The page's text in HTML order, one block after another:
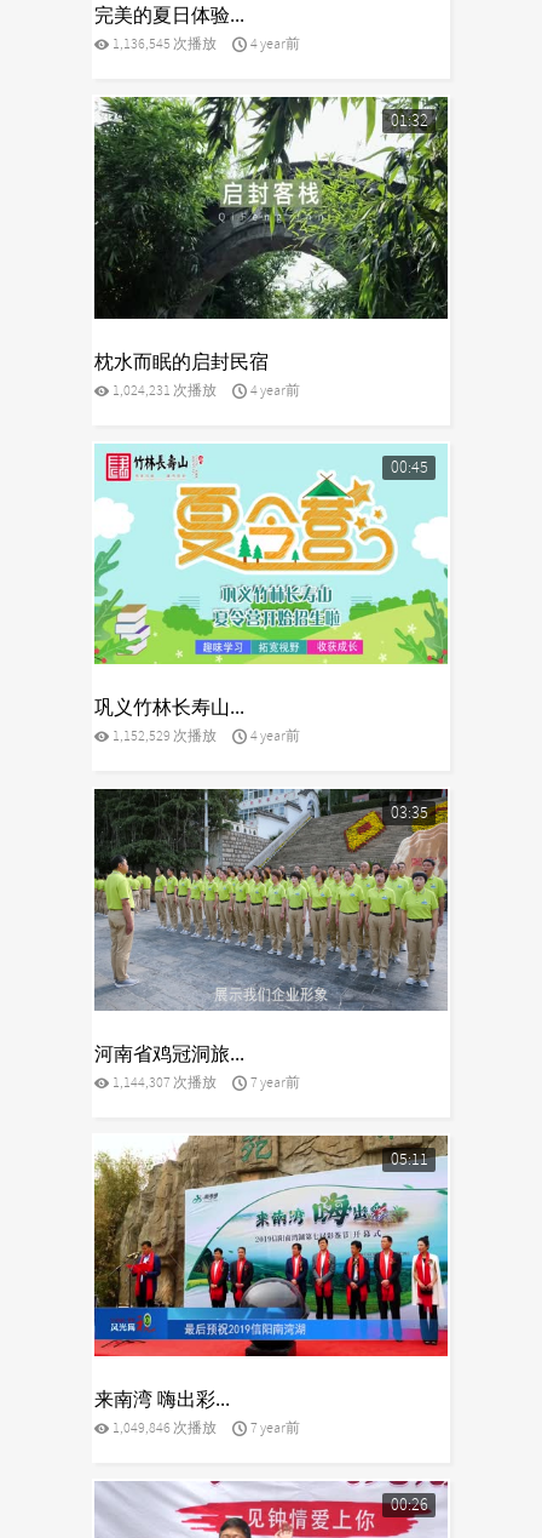
完美的夏日体验...
1,136,545 次播放 4 year前
01:32
枕水而眠的启封民宿
1,024,231 次播放 4 year前
00:45
巩义竹林长寿山...
1,152,529 次播放 4 year前
03:35
河南省鸡冠洞旅...
1,144,307 次播放 7 year前
05:11
来南湾 嗨出彩...
1,049,846 次播放 7 year前
00:26